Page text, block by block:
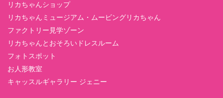
リカちゃんショップ
リカちゃんミュージアム・ムービングリカちゃん
ファクトリー見学ゾーン
リカちゃんとおそろいドレスルーム
フォトスポット
お人形教室
キャッスルギャラリー ジェニー